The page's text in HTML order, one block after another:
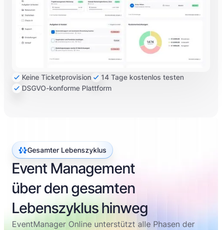
Keine Ticketprovision
14 Tage kostenlos testen
DSGVO-konforme Plattform
Gesamter Lebenszyklus
Event Management
über den gesamten
Lebenszyklus hinweg
EventManager Online unterstützt alle Phasen der